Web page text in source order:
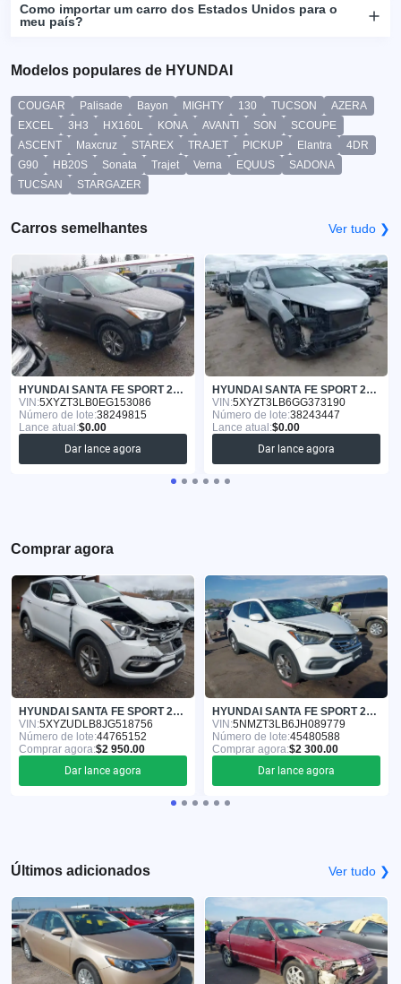
Como importar um carro dos Estados Unidos para o
meu país?
Modelos populares de HYUNDAI
COUGAR Palisade Bayon MIGHTY 130 TUCSON
AZERA
EXCEL
3H3 HX160L KONA AVANTI SON
SCOUPE
ASCENT
Maxcruz STAREX TRAJET PICKUP Elantra
4DR
G90
HB20S Sonata Trajet Verna EQUUS
SADONA
TUCSAN
STARGAZER
Carros semelhantes Ver tudo ❯
HYUNDAI SANTA FE SPORT 2014
VIN:5XYZT3LB0EG153086
Número de lote:38249815
Lance atual:$0.00
Dar lance agora
HYUNDAI SANTA FE SPORT 2016
VIN:5XYZT3LB6GG373190
Número de lote:38243447
Lance atual:$0.00
Dar lance agora
Comprar agora
HYUNDAI SANTA FE SPORT 2018
VIN:5XYZUDLB8JG518756
Número de lote:44765152
Comprar agora:$2 950.00
Dar lance agora
HYUNDAI SANTA FE SPORT 2018
VIN:5NMZT3LB6JH089779
Número de lote:45480588
Comprar agora:$2 300.00
Dar lance agora
Últimos adicionados Ver tudo ❯